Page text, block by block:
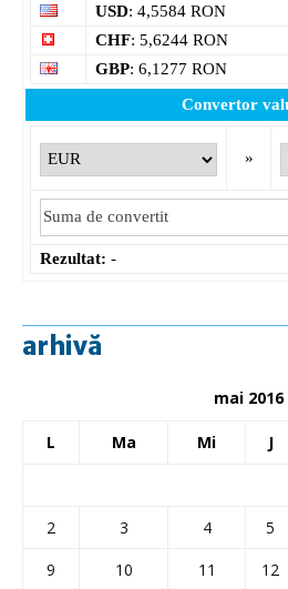
USD: 4,5584 RON
CHF: 5,6244 RON
GBP: 6,1277 RON
Convertor
»
Rezultat: -
arhivă
mai 2016
L Ma Mi J
2
3 4 5
9
10 11 12